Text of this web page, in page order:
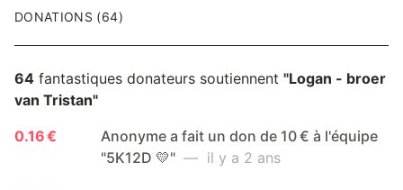
DONATIONS (64)
64 fantastiques donateurs soutiennent "Logan - broer
van Tristan"
0.16 €
Anonyme a fait un don de 10 € à l'équipe
"5K12D 💛" — il y a 2 ans